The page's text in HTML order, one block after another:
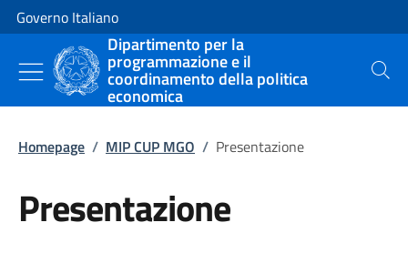
Vai al contenuto
Vai alla navigazione del sito
Governo Italiano
Dipartimento per la
programmazione e il
coordinamento della politica
economica
Cerca
Homepage / MIP CUP MGO / Presentazione
Presentazione